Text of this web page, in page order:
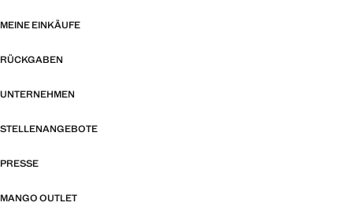
MEINE EINKÄUFE
RÜCKGABEN
UNTERNEHMEN
STELLENANGEBOTE
PRESSE
MANGO OUTLET